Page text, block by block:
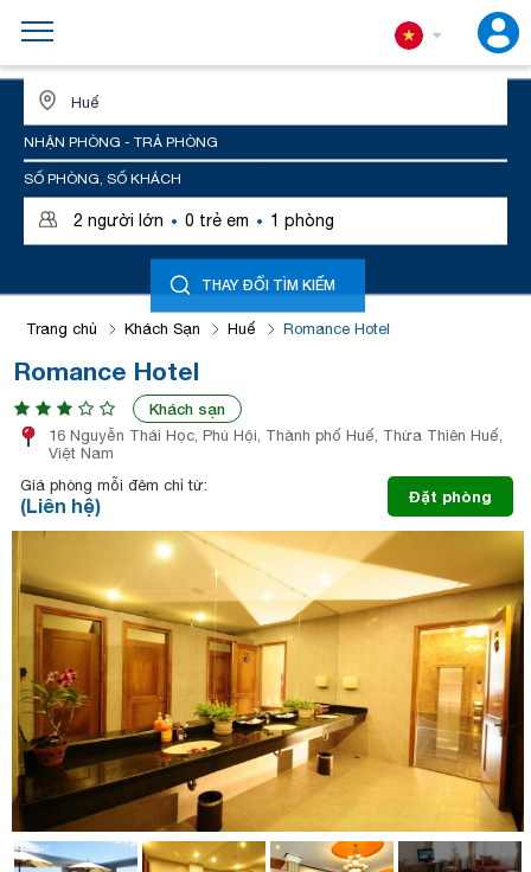
NHẬN PHÒNG - TRẢ PHÒNG
SỐ PHÒNG, SỐ KHÁCH
2 người lớn · 0 trẻ em · 1 phòng
THAY ĐỔI TÌM KIẾM
Trang chủ Khách Sạn Huế Romance Hotel
Romance Hotel
Khách sạn
16 Nguyễn Thái Học, Phú Hội, Thành phố Huế, Thừa Thiên Huế,
Việt Nam
Giá phòng mỗi đêm chỉ từ:
(Liên hệ) Đặt phòng